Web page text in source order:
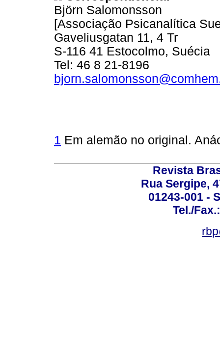
Björn Salomonsson
[Associação Psicanalítica
Gaveliusgatan 11, 4 Tr
S-116 41 Estocolmo, Suécia
Tel: 46 8 21-8196
1 Em alemão no original.
Revista
Rua Sergipe,
01243-001 -
Tel./